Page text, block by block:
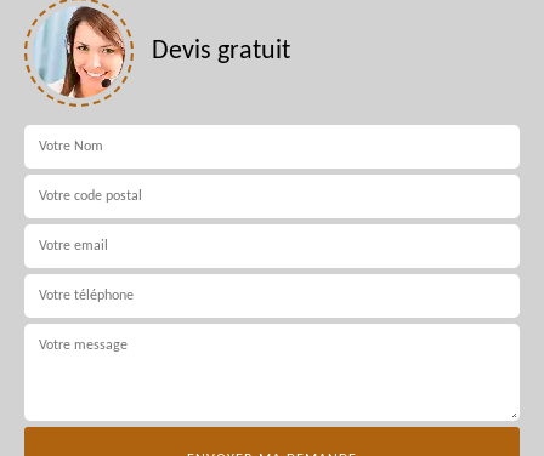
Devis gratuit